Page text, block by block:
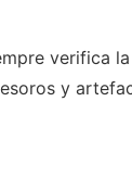
verifica
y